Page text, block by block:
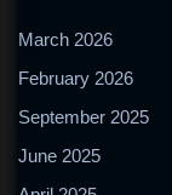
March 2026
February 2026
September 2025
June 2025